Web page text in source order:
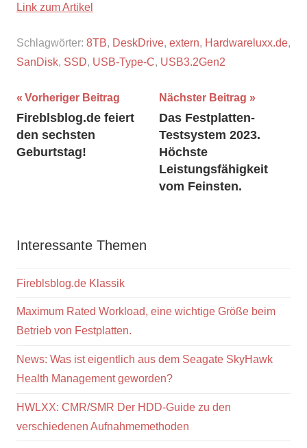
Link zum Artikel
Schlagwörter: 8TB, DeskDrive, extern, Hardwareluxx.de,
SanDisk, SSD, USB-Type-C, USB3.2Gen2
Beitragsnavigation
Vorheriger Beitrag
Fireblsblog.de feiert
den sechsten
Geburtstag!
Nächster Beitrag
Das Festplatten-
Testsystem 2023.
Höchste
Leistungsfähigkeit
vom Feinsten.
Interessante Themen
Fireblsblog.de Klassik
Maximum Rated Workload, eine wichtige Größe beim
Betrieb von Festplatten.
News: Was ist eigentlich aus dem Seagate SkyHawk
Health Management geworden?
HWLXX: CMR/SMR Der HDD-Guide zu den
verschiedenen Aufnahmemethoden